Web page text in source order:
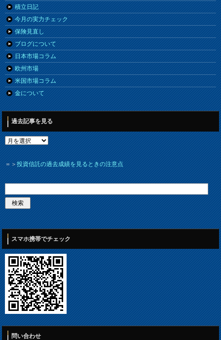
積立日記
今月の実力チェック
保険見直し
ブログについて
日本市場コラム
欧州市場
米国市場コラム
金について
過去記事を見る
＝＞投資信託の過去成績を見るときの注意点
スマホ携帯でチェック
問い合わせ